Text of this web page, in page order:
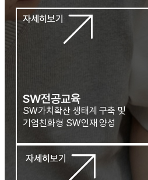
자세히보기
SW전공교육
SW가치확산 생태계 구축 및
기업친화형 SW인재 양성
자세히보기